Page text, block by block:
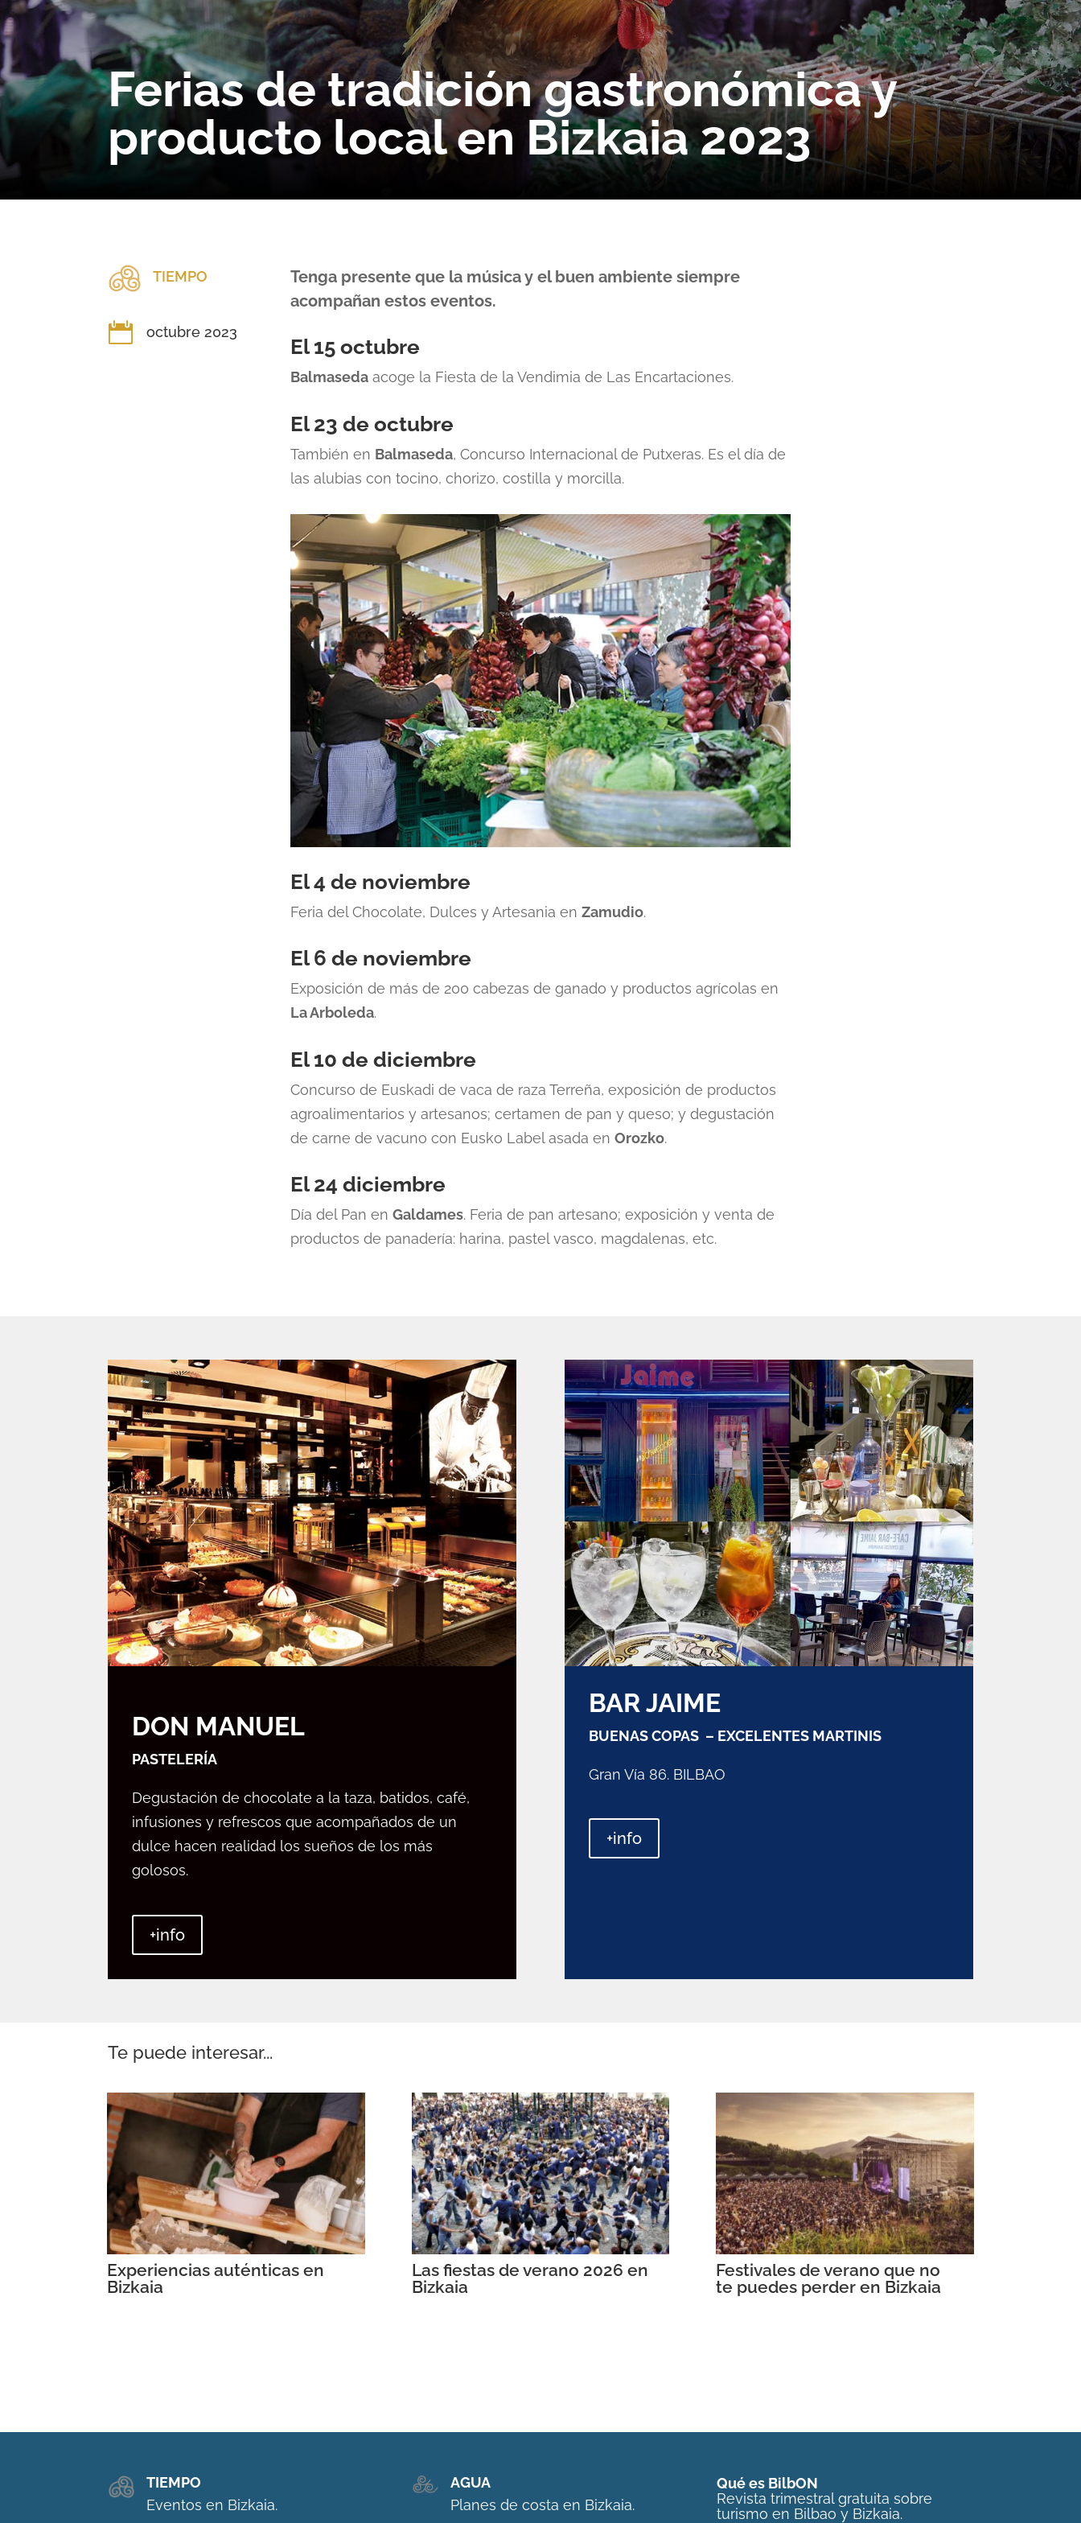
Ferias de tradición gastronómica y
producto local en Bizkaia 2023
TIEMPO
 octubre 2023
Tenga presente que la música y el buen ambiente siempre
acompañan estos eventos.
El 15 octubre
Balmaseda acoge la Fiesta de la Vendimia de Las Encartaciones.
El 23 de octubre
También en Balmaseda, Concurso Internacional de Putxeras. Es el día de
las alubias con tocino, chorizo, costilla y morcilla.
El 4 de noviembre
Feria del Chocolate, Dulces y Artesania enZamudio.
El 6 de noviembre
Exposición de más de 200 cabezas de ganado y productos agrícolas en
La Arboleda.
El 10 de diciembre
Concurso de Euskadi de vaca de raza Terreña, exposición de productos
agroalimentarios y artesanos; certamen de pan y queso; y degustación
de carne de vacuno con Eusko Label asada enOrozko.
El 24 diciembre
Día del Pan enGaldames. Feria de pan artesano; exposición y venta de
productos de panadería: harina, pastel vasco, magdalenas, etc.
DON MANUEL
PASTELERÍA
Degustación de chocolate a la taza, batidos, café,
infusiones y refrescos que acompañados de un
dulce hacen realidad los sueños de los más
golosos.
+info
BAR JAIME
BUENAS COPAS – EXCELENTES MARTINIS
Gran Vía 86. BILBAO
+info
Te puede interesar...
Experiencias auténticas en
Bizkaia
Las fiestas de verano 2026 en
Bizkaia
Festivales de verano que no
te puedes perder en Bizkaia
TIEMPO
Eventos en Bizkaia.
AGUA
Planes de costa en Bizkaia.
Qué es BilbON
Revista trimestral gratuita sobre
turismo en Bilbao y Bizkaia.